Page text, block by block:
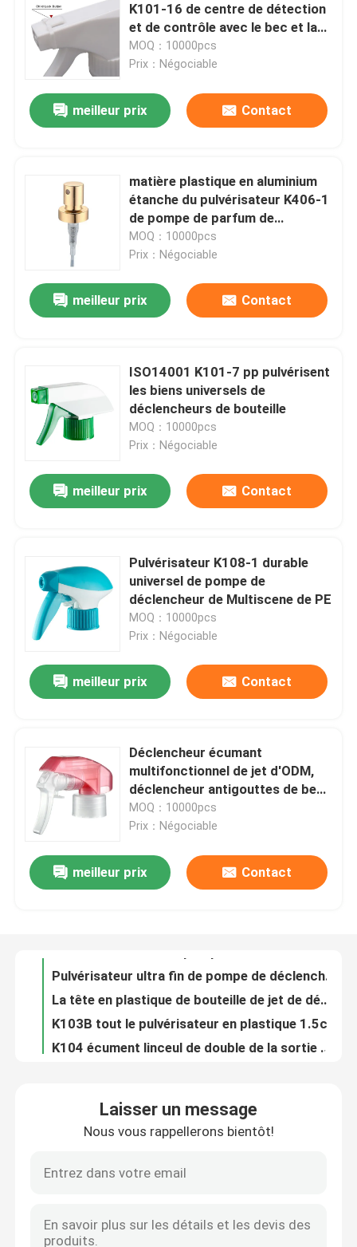
À la maison
Produits
À propos de nous
Contrôle de qualité
Les affaires
Pulvérisateur de pompe de déclencheur
K101-16 de centre de détection
et de contrôle avec le bec et la
fermeture résistants d'enfant
MOQ：10000pcs
Prix：Négociable
meilleur prix Contact
matière plastique en aluminium
étanche du pulvérisateur K406-1
de pompe de parfum de
12/20mm
MOQ：10000pcs
Prix：Négociable
meilleur prix Contact
ISO14001 K101-7 pp pulvérisent
les biens universels de
déclencheurs de bouteille
MOQ：10000pcs
Prix：Négociable
meilleur prix Contact
Pulvérisateur K108-1 durable
universel de pompe de
déclencheur de Multiscene de PE
MOQ：10000pcs
Prix：Négociable
meilleur prix Contact
Déclencheur écumant
multifonctionnel de jet d'ODM,
déclencheur antigouttes de bec
de pulvérisation pour la bouteille
MOQ：10000pcs
Prix：Négociable
meilleur prix Contact
Pulvérisateur bleu de pompe de déclencheur de fonction multi universel pour la station de lavage
K104 écument linceul de double de la sortie 1.20cc du pulvérisateur 28mm de pompe de déclencheur
Pompe antigouttes de rechange de savon d'ODM de pompe en plastique de distributeur pour la bouteille de lotion
Laisser un message
Nous vous rappellerons bientôt!